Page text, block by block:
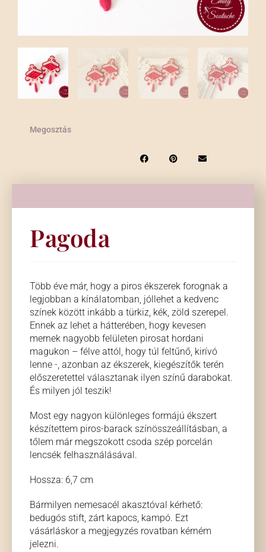
Megosztás
Pagoda
Több éve már, hogy a piros ékszerek forognak a
legjobban a kínálatomban, jóllehet a kedvenc
színek között inkább a türkiz, kék, zöld szerepel.
Ennek az lehet a hátterében, hogy kevesen
mernek nagyobb felületen pirosat hordani
magukon – félve attól, hogy túl feltűnő, kirívó
lenne -, azonban az ékszerek, kiegészítők terén
előszeretettel választanak ilyen színű darabokat.
És milyen jól teszik!
Most egy nagyon különleges formájú ékszert
készítettem piros-barack színösszeállításban, a
tőlem már megszokott csoda szép porcelán
lencsék felhasználásával.
Hossza: 6,7 cm
Bármilyen nemesacél akasztóval kérhető:
bedugós stift, zárt kapocs, kampó. Ezt
vásárláskor a megjegyzés rovatban kérném
jelezni.